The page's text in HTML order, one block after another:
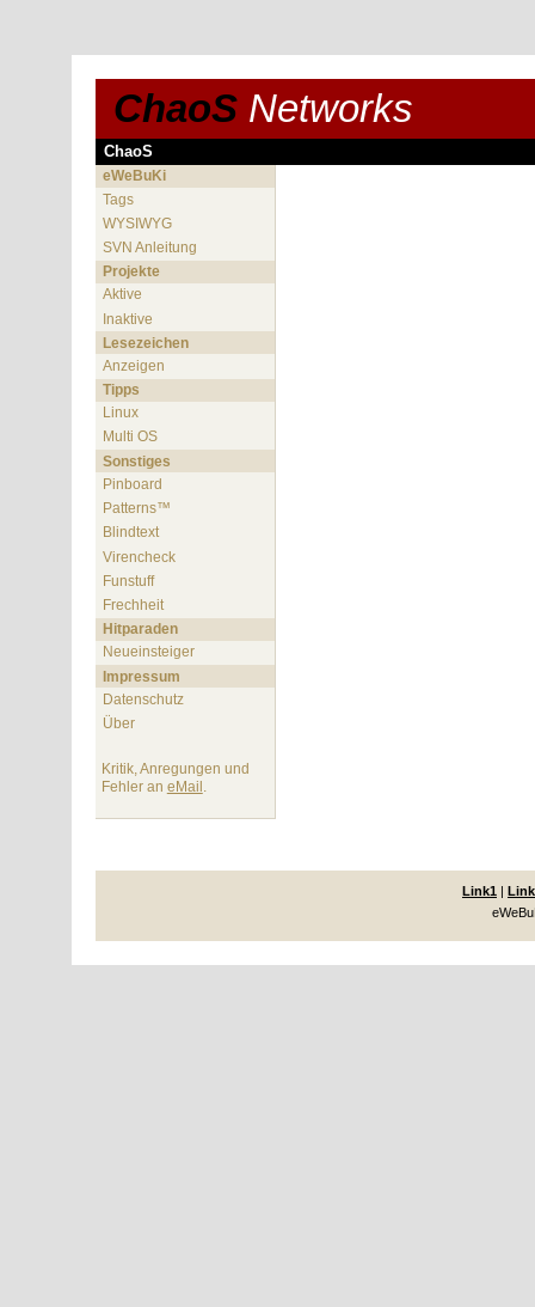
ChaoS Networks
ChaoS
eWeBuKi
Tags
WYSIWYG
SVN Anleitung
Projekte
Aktive
Inaktive
Lesezeichen
Anzeigen
Tipps
Linux
Multi OS
Sonstiges
Pinboard
Patterns™
Blindtext
Virencheck
Funstuff
Frechheit
Hitparaden
Neueinsteiger
Impressum
Datenschutz
Über
Kritik, Anregungen und
Fehler an eMail .
Link1 |